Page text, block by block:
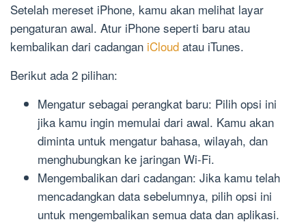
Setelah mereset iPhone, kamu akan melihat layar
pengaturan awal. Atur iPhone seperti baru atau
kembalikan dari cadangan iCloud atau iTunes.
Berikut ada 2 pilihan:
Mengatur sebagai perangkat baru: Pilih opsi ini
jika kamu ingin memulai dari awal. Kamu akan
diminta untuk mengatur bahasa, wilayah, dan
menghubungkan ke jaringan Wi-Fi.
Mengembalikan dari cadangan: Jika kamu telah
mencadangkan data sebelumnya, pilih opsi ini
untuk mengembalikan semua data dan aplikasi.